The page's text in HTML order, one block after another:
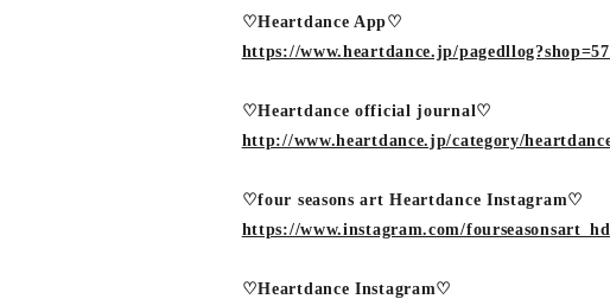
♡Heartdance App♡
https://www.heartdance.jp/
♡Heartdance official journal♡
http://www.heartdance.jp/category/
♡four seasons art Heartdance Instagram♡
https://www.instagram.com/
♡Heartdance Instagram♡